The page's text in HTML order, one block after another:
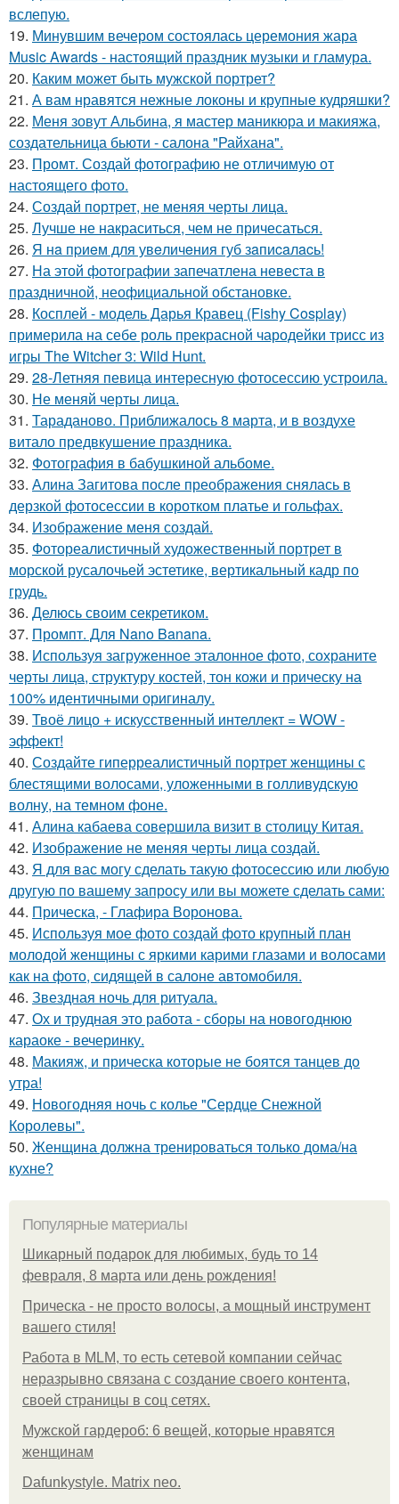
вслепую.
19. Минувшим вечером состоялась церемония жара
Music Awards - настоящий праздник музыки и гламура.
20. Каким может быть мужской портрет?
21. А вам нравятся нежные локоны и крупные кудряшки?
22. Меня зовут Альбина, я мастер маникюра и макияжа,
создательница бьюти - салона "Райхана".
23. Промт. Создай фотографию не отличимую от
настоящего фото.
24. Создай портрет, не меняя черты лица.
25. Лучше не накраситься, чем не причесаться.
26. Я нa пpиeм для увeличeния губ зaпиcaлacь!
27. На этой фотографии запечатлена невеста в
праздничной, неофициальной обстановке.
28. Косплей - модель Дарья Кравец (Fishy Cosplay)
примерила на себе роль прекрасной чародейки трисс из
игры The Witcher 3: Wild Hunt.
29. 28-Летняя певица интересную фотосессию устроила.
30. Не меняй черты лица.
31. Тараданово. Приближалось 8 марта, и в воздухе
витало предвкушение праздника.
32. Фотография в бабушкиной альбоме.
33. Алина Загитова после преображения снялась в
дерзкой фотосессии в коротком платье и гольфах.
34. Изображение меня создай.
35. Фотореалистичный художественный портрет в
морской русалочьей эстетике, вертикальный кадр по
грудь.
36. Делюсь своим секретиком.
37. Промпт. Для Nano Banana.
38. Используя загруженное эталонное фото, сохраните
черты лица, структуру костей, тон кожи и прическу на
100% идентичными оригиналу.
39. Твоё лицо + искусственный интеллект = WOW -
эффект!
40. Создайте гиперреалистичный портрет женщины с
блестящими волосами, уложенными в голливудскую
волну, на темном фоне.
41. Алина кабаева совершила визит в столицу Китая.
42. Изображение не меняя черты лица создай.
43. Я для вас могу сделать такую фотосессию или любую
другую по вашему запросу или вы можете сделать сами:
44. Прическа, - Глафира Воронова.
45. Используя мое фото создай фото крупный план
молодой женщины с яркими карими глазами и волосами
как на фото, сидящей в салоне автомобиля.
46. Звездная ночь для ритуала.
47. Ох и трудная это работа - сборы на новогоднюю
караоке - вечеринку.
48. Макияж, и прическа которые не боятся танцев до
утра!
49. Новогодняя ночь с колье "Сердце Снежной
Королевы".
50. Женщина должна тренироваться только дома/на
кухне?
Популярные материалы
Шикарный подарок для любимых, будь то 14
февраля, 8 марта или день рождения!
Прическа - не просто волосы, а мощный инструмент
вашего стиля!
Работа в MLM, то есть сетевой компании сейчас
неразрывно связана с создание своего контента,
своей страницы в соц сетях.
Мужской гардероб: 6 вещей, которые нравятся
женщинам
Dafunkystyle. Matrix neo.